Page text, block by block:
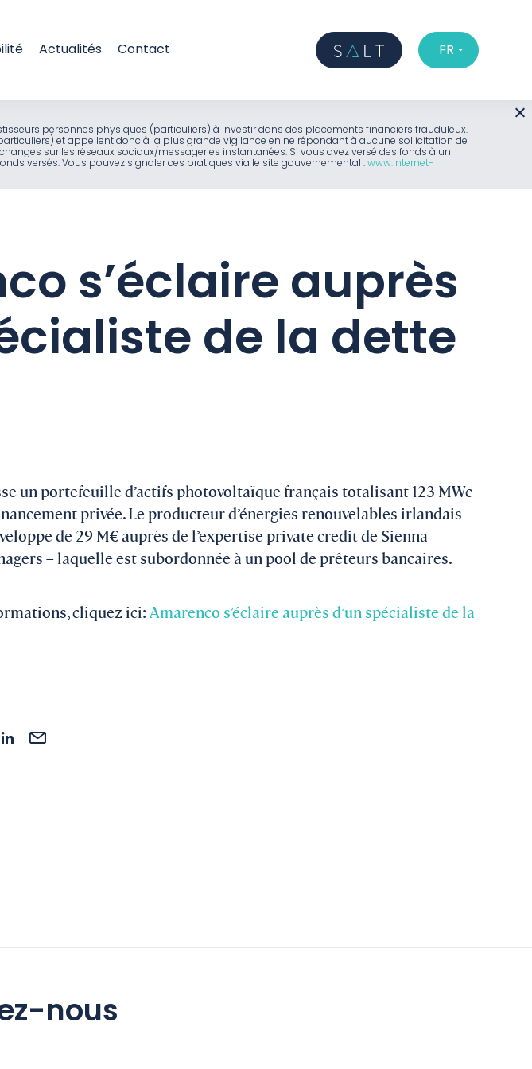
Actualités Contact FR
personnes physiques (particuliers) à investir dans des placements financiers frauduleux.
et appellent donc à la plus grande vigilance en ne répondant à aucune sollicitation de
sur les réseaux sociaux/messageries instantanées. Si vous avez versé des fonds à un
versés. Vous pouvez signaler ces pratiques via le site gouvernemental :www.internet-
s’éclaire auprès
de la dette
un portefeuille d’actifs photovoltaïque français totalisant 123 MWc
privée. Le producteur d’énergies renouvelables irlandais
de 29 M€ auprès de l’expertise private credit de Sienna
– laquelle est subordonnée à un pool de prêteurs bancaires.
cliquez ici: Amarenco s’éclaire auprès d’un spécialiste de la
nous